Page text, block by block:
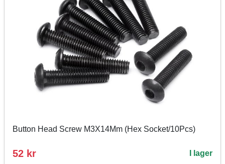
Button Head Screw M3X14Mm (Hex Socket/10Pcs)
52 kr I lager